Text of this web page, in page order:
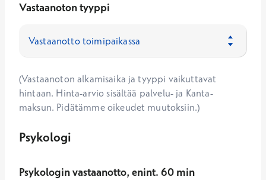
Vastaanoton tyyppi
(Vastaanoton alkamisaika ja tyyppi vaikuttavat
hintaan. Hinta-arvio sisältää palvelu- ja Kanta-
maksun. Pidätämme oikeudet muutoksiin.)
Psykologi
Psykologin vastaanotto, enint. 60 min